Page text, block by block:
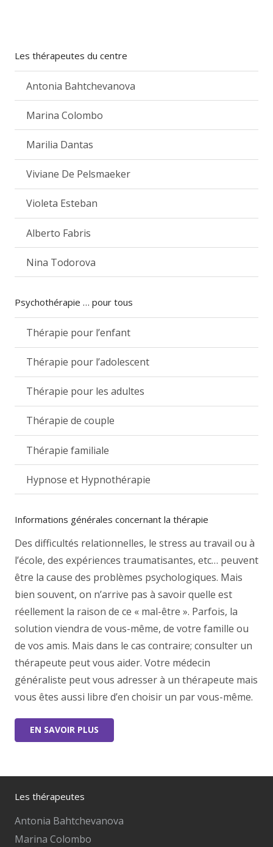
Les thérapeutes du centre
Antonia Bahtchevanova
Marina Colombo
Marilia Dantas
Viviane De Pelsmaeker
Violeta Esteban
Alberto Fabris
Nina Todorova
Psychothérapie … pour tous
Thérapie pour l’enfant
Thérapie pour l’adolescent
Thérapie pour les adultes
Thérapie de couple
Thérapie familiale
Hypnose et Hypnothérapie
Informations générales concernant la thérapie
Des difficultés relationnelles, le stress au travail ou à
l’école, des expériences traumatisantes, etc… peuvent
être la cause des problèmes psychologiques. Mais
bien souvent, on n’arrive pas à savoir quelle est
réellement la raison de ce « mal-être ». Parfois, la
solution viendra de vous-même, de votre famille ou
de vos amis. Mais dans le cas contraire; consulter un
thérapeute peut vous aider. Votre médecin
généraliste peut vous adresser à un thérapeute mais
vous êtes aussi libre d’en choisir un par vous-même.
EN SAVOIR PLUS
Les thérapeutes
Antonia Bahtchevanova
Marina Colombo